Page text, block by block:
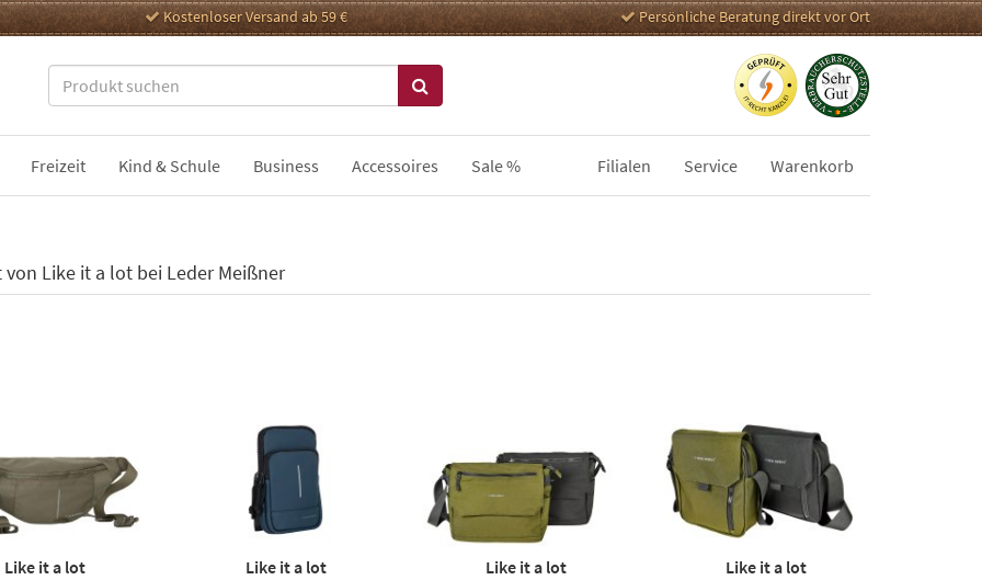
Kostenloser Versand ab 59 € Persönliche Beratung direkt vor Ort
Freizeit Kind & Schule Business Accessoires Sale % Filialen Service Warenkorb
von Like it a lot bei Leder Meißner
Like it a lot
Like it a lot
Like it a lot
Like it a lot